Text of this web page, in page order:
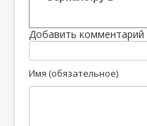
Добавить комментарий
Имя (обязательное)